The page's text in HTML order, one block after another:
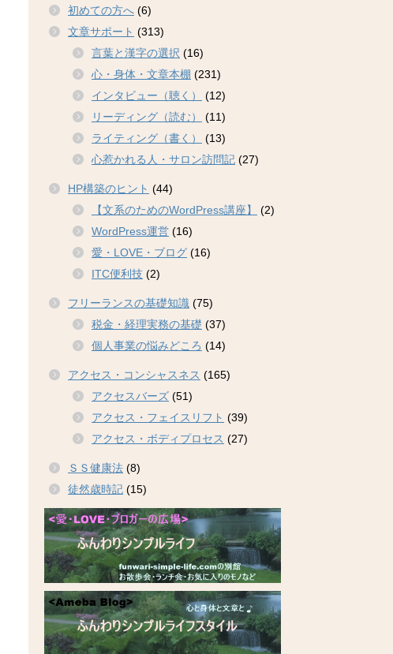
初めての方へ (6)
文章サポート (313)
言葉と漢字の選択 (16)
心・身体・文章本棚 (231)
インタビュー（聴く）
(12)
リーディング（読む）
(11)
ライティング（書く）
(13)
心惹かれる人・サロン訪問記 (27)
HP構築のヒント (44)
【文系のためのWordPress講座】
(2)
WordPress運営 (16)
愛・LOVE・ブログ (16)
ITC便利技 (2)
フリーランスの基礎知識 (75)
税金・経理実務の基礎 (37)
個人事業の悩みどころ (14)
アクセス・コンシャスネス (165)
アクセスバーズ (51)
アクセス・フェイスリフト (39)
アクセス・ボディプロセス (27)
ＳＳ健康法 (8)
徒然歳時記 (15)